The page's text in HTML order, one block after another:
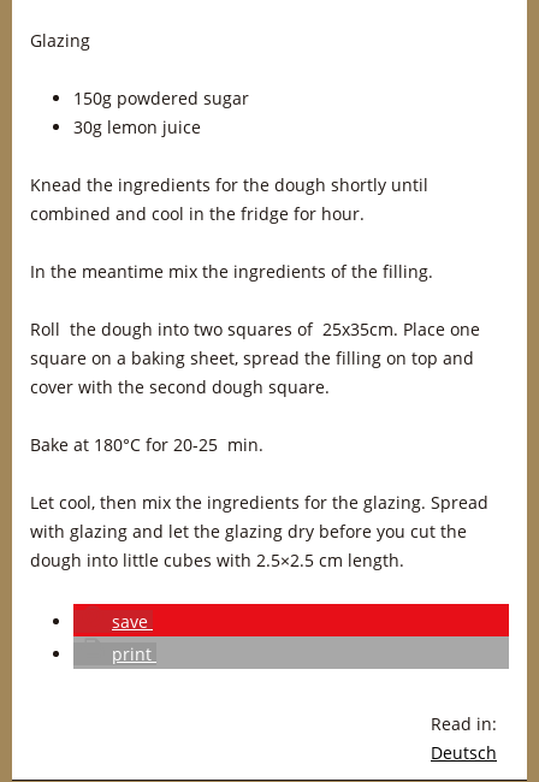
Glazing
150g powdered sugar
30g lemon juice
Knead the ingredients for the dough shortly until
combined and cool in the fridge for hour.
In the meantime mix the ingredients of the filling.
Roll the dough into two squares of 25x35cm. Place one
square on a baking sheet, spread the filling on top and
cover with the second dough square.
Bake at 180°C for 20-25 min.
Let cool, then mix the ingredients for the glazing. Spread
with glazing and let the glazing dry before you cut the
dough into little cubes with 2.5×2.5 cm length.
save
print
Read in:
Deutsch